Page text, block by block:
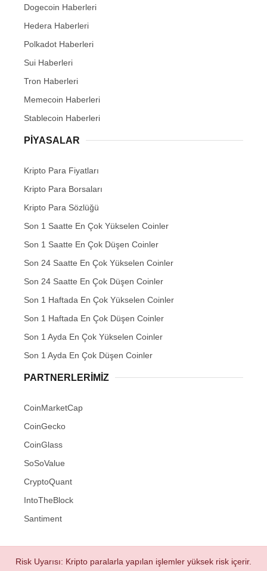
Dogecoin Haberleri
Hedera Haberleri
Polkadot Haberleri
Sui Haberleri
Tron Haberleri
Memecoin Haberleri
Stablecoin Haberleri
PIYASALAR
Kripto Para Fiyatları
Kripto Para Borsaları
Kripto Para Sözlüğü
Son 1 Saatte En Çok Yükselen Coinler
Son 1 Saatte En Çok Düşen Coinler
Son 24 Saatte En Çok Yükselen Coinler
Son 24 Saatte En Çok Düşen Coinler
Son 1 Haftada En Çok Yükselen Coinler
Son 1 Haftada En Çok Düşen Coinler
Son 1 Ayda En Çok Yükselen Coinler
Son 1 Ayda En Çok Düşen Coinler
PARTNERLERIMIZ
CoinMarketCap
CoinGecko
CoinGlass
SoSoValue
CryptoQuant
IntoTheBlock
Santiment
Risk Uyarısı: Kripto paralarla yapılan işlemler yüksek risk içerir.